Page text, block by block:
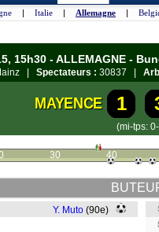
| Italie | Allemagne |
15h30 - ALLEMAGNE -
| Spectateurs : 30837 |
MAYENCE 1
(mi-tps:
30 40
Y. Muto (90e)